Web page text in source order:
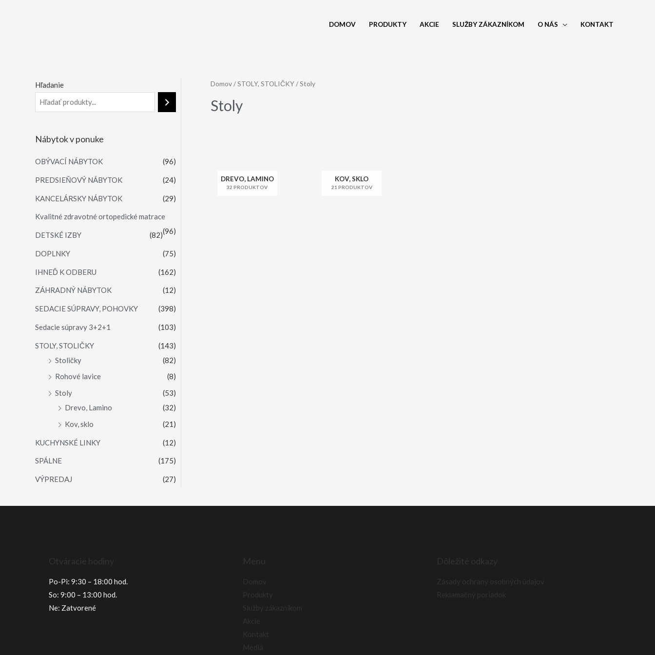
DOMOV PRODUKTY AKCIE SLUŽBY ZÁKAZNÍKOM O NÁS KONTAKT
Hľadanie
Nábytok v ponuke
OBÝVACÍ NÁBYTOK (96)
PREDSIEŇOVÝ NÁBYTOK (24)
KANCELÁRSKY NÁBYTOK (29)
Kvalitné zdravotné ortopedické matrace
(96)
DETSKÉ IZBY (82)
DOPLNKY (75)
IHNEĎ K ODBERU (162)
ZÁHRADNÝ NÁBYTOK (12)
SEDACIE SÚPRAVY, POHOVKY (398)
Sedacie súpravy 3+2+1 (103)
STOLY, STOLIČKY
(143)
Stoličky
(82)
Rohové lavice
(8)
Stoly
(53)
Drevo, Lamino
(32)
Kov, sklo
(21)
KUCHYNSKÉ LINKY (12)
SPÁLNE (175)
VÝPREDAJ (27)
Domov/STOLY, STOLIČKY/ Stoly
Stoly
DREVO, LAMINO
32 PRODUKTOV
KOV, SKLO
21 PRODUKTOV
Otváracie hodiny
Po-Pi: 9:30 – 18:00 hod.
So: 9:00 – 13:00 hod.
Ne: Zatvorené
Menu
Domov
Produkty
Služby zákazníkom
Akcie
Kontakt
Médiá
Dôležité odkazy
Zásady ochrany osobných údajov
Reklamačný poriadok